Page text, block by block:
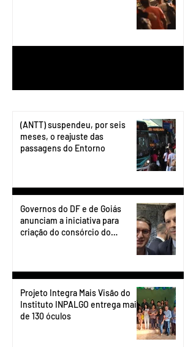
(ANTT) suspendeu, por seis
meses, o reajuste das
passagens do Entorno
Governos do DF e de Goiás
anunciam a iniciativa para
criação do consórcio do
Projeto Integra Mais Visão do
Instituto INPALGO entrega mais
de 130 óculos